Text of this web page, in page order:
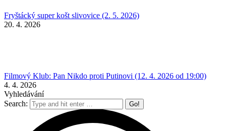
Fryštácký super košt slivovice (2. 5. 2026)
20. 4. 2026
Filmový Klub: Pan Nikdo proti Putinovi (12. 4. 2026 od 19:00)
4. 4. 2026
Vyhledávání
Search: